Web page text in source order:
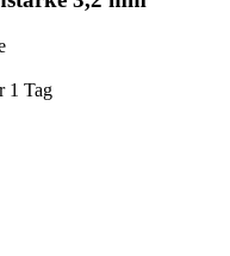
1 Tag